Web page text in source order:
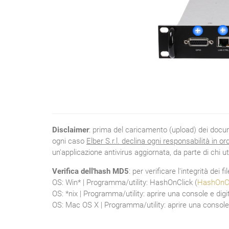
Disclaimer: prima del caricamento (upload) dei
ogni caso Elber S.r.l. declina ogni responsabilità in
un'applicazione antivirus aggiornata, da parte di chi
Verifica dell'hash MD5: per verificare l'integrità dei
OS: Win* | Programma/utility: HashOnClick (
OS: *nix | Programma/utility: aprire una console e
OS: Mac OS X | Programma/utility: aprire una